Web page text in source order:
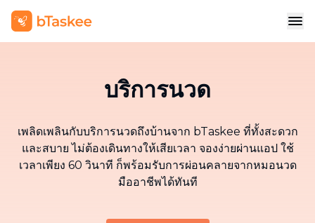
บริการนวด
เพลิดเพลินกับบริการนวดถึงบ้านจาก bTaskee ที่ทั้งสะดวก
และสบาย ไม่ต้องเดินทางให้เสียเวลา จองง่ายผ่านแอป ใช้
เวลาเพียง 60 วินาที ก็พร้อมรับการผ่อนคลายจากหมอนวด
มืออาชีพได้ทันที